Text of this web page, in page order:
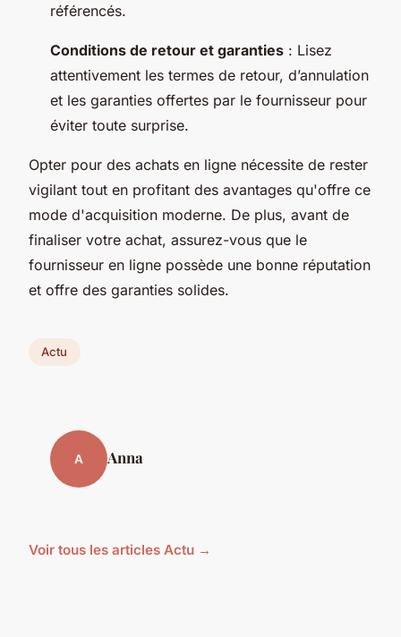
référencés.
Conditions de retour et garanties : Lisez
attentivement les termes de retour, d’annulation
et les garanties offertes par le fournisseur pour
éviter toute surprise.
Opter pour des achats en ligne nécessite de rester
vigilant tout en profitant des avantages qu'offre ce
mode d'acquisition moderne. De plus, avant de
finaliser votre achat, assurez-vous que le
fournisseur en ligne possède une bonne réputation
et offre des garanties solides.
Actu
A Anna
Voir tous les articles Actu →